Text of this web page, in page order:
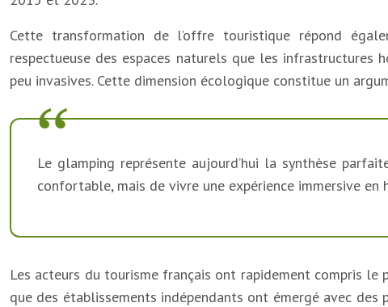
Cette transformation de l’offre touristique répond
respectueuse des espaces naturels que les
peu invasives. Cette dimension écologique constitue un
Le glamping représente aujourd’hui la synthèse
confortable, mais de vivre une expérience immersive en
Les acteurs du tourisme français ont rapidement compris
que des établissements indépendants ont émergé avec